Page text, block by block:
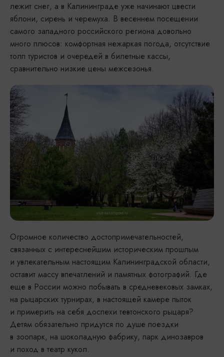
лежит снег, а в Калининграде уже начинают цвести
яблони, сирень и черемуха. В весеннем посещении
самого западного российского региона довольно
много плюсов: комфортная нежаркая погода, отсутствие
толп туристов и очередей в билетные кассы,
сравнительно низкие цены межсезонья.
Огромное количество достопримечательностей,
связанных с интереснейшим историческим прошлым
и увлекательным настоящим Калининградской области,
оставит массу впечатлений и памятных фотографий. Где
еще в России можно побывать в средневековых замках,
на рыцарских турнирах, в настоящей камере пыток
и примерить на себя доспехи тевтонского рыцаря?
Детям обязательно придутся по душе поездки
в зоопарк, на шоколадную фабрику, парк динозавров
и поход в театр кукол.